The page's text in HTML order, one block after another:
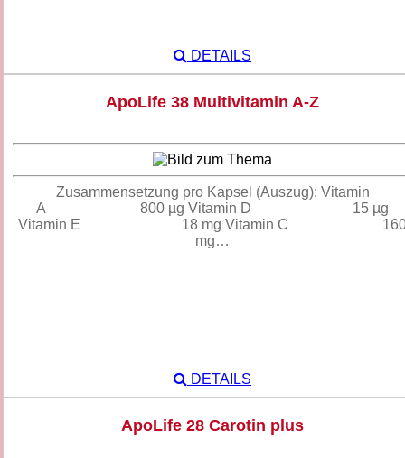
DETAILS
ApoLife 38 Multivitamin A-Z
Zusammensetzung pro Kapsel (Auszug): Vitamin
A 800 µg Vitamin D 15 µg
Vitamin E 18 mg Vitamin C
mg…
DETAILS
ApoLife 28 Carotin plus